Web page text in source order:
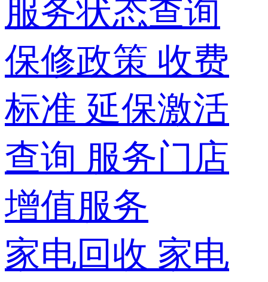
服务状态查询
保修政策 收费
标准 延保激活
查询 服务门店
增值服务
家电回收 家电